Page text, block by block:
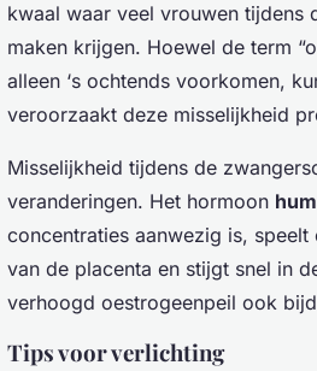
kwaal waar veel vrouwen tijdens
maken krijgen. Hoewel de term
alleen ‘s ochtends voorkomen,
veroorzaakt deze misselijkheid
Misselijkheid tijdens de
veranderingen. Het hormoon
concentraties aanwezig is,
van de placenta en stijgt snel in
verhoogd oestrogeenpeil ook
Tips voor verlichting